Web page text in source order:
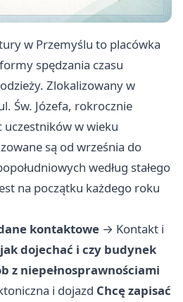
w Przemyślu to placówka
spędzania czasu
Zlokalizowany w
Św. Józefa, rokrocznie
uczestników w wieku
są od września do
według stałego
na początku każdego roku
kontaktowe → Kontakt i
dojechać i czy budynek
z niepełnosprawnościami
i dojazd Chcę zapisać